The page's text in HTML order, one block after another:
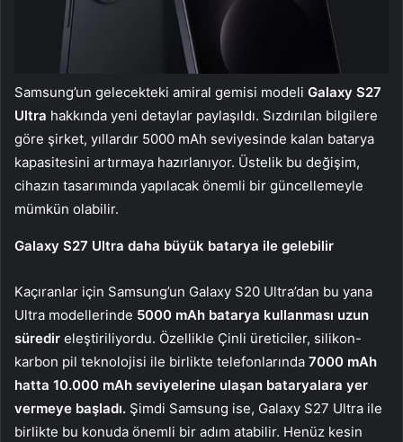
Samsung’un gelecekteki amiral gemisi modeli Galaxy S27
Ultra hakkında yeni detaylar paylaşıldı. Sızdırılan bilgilere
göre şirket, yıllardır 5000 mAh seviyesinde kalan batarya
kapasitesini artırmaya hazırlanıyor. Üstelik bu değişim,
cihazın tasarımında yapılacak önemli bir güncellemeyle
mümkün olabilir.
Galaxy S27 Ultra daha büyük batarya ile gelebilir
Kaçıranlar için Samsung’un Galaxy S20 Ultra’dan bu yana
Ultra modellerinde 5000 mAh batarya kullanması uzun
süredir eleştiriliyordu. Özellikle Çinli üreticiler, silikon-
karbon pil teknolojisi ile birlikte telefonlarında 7000 mAh
hatta 10.000 mAh seviyelerine ulaşan bataryalara yer
vermeye başladı. Şimdi Samsung ise, Galaxy S27 Ultra ile
birlikte bu konuda önemli bir adım atabilir. Henüz kesin